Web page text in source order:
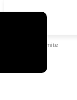
Trámite